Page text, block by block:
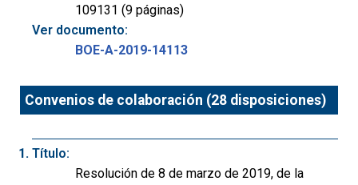
109131 (9 páginas)
Ver documento:
BOE-A-2019-14113
Convenios de colaboración (28 disposiciones)
Título:
Resolución de 8 de marzo de 2019, de la